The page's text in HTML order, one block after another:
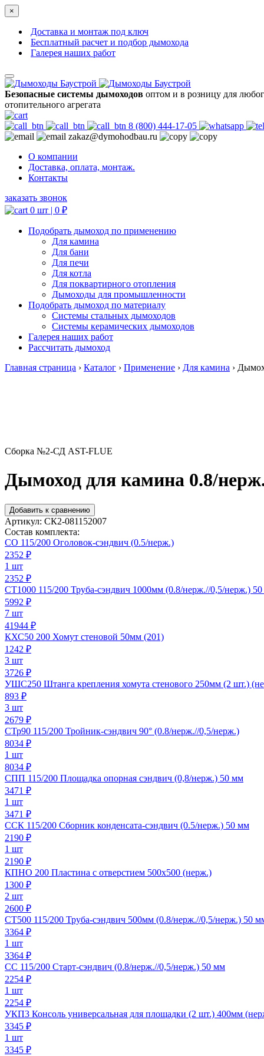
×
Доставка и монтаж под ключ
Бесплатный расчет и подбор дымохода
Галерея наших работ
Безопасные системы дымоходов оптом и в розницу для
отопительного агрегата
8 (800) 444-17-05
zakaz@dymohodbau.ru
О компании
Доставка, оплата, монтаж.
Контакты
заказать звонок
0 шт | 0 ₽
Подобрать дымоход по применению
Для камина
Для бани
Для печи
Для котла
Для поквартирного отопления
Дымоходы для промышленности
Подобрать дымоход по материалу
Системы стальных дымоходов
Системы керамических дымоходов
Галерея наших работ
Рассчитать дымоход
Главная страница › Каталог › Применение › Для камина ›
Сборка №2-СД AST-FLUE
Дымоход для камина 0.8/
Добавить к сравнению
Артикул: СК2-081152007
Состав комплекта:
СО 115/200 Оголовок-сэндвич (0.5/нерж.)
2352 ₽
1 шт
2352 ₽
СТ1000 115/200 Труба-сэндвич 1000мм (0.8/нерж.//0,5/нерж.)
5992 ₽
7 шт
41944 ₽
КХС50 200 Хомут стеновой 50мм (201)
1242 ₽
3 шт
3726 ₽
УШС250 Штанга крепления хомута стенового 250мм (2 шт.)
893 ₽
3 шт
2679 ₽
СТр90 115/200 Тройник-сэндвич 90° (0.8/нерж.//0,5/нерж.)
8034 ₽
1 шт
8034 ₽
СПП 115/200 Площадка опорная сэндвич (0,8/нерж.) 50 мм
3471 ₽
1 шт
3471 ₽
ССК 115/200 Сборник конденсата-сэндвич (0.5/нерж.) 50 мм
2190 ₽
1 шт
2190 ₽
КПНО 200 Пластина с отверстием 500х500 (нерж.)
1300 ₽
2 шт
2600 ₽
СТ500 115/200 Труба-сэндвич 500мм (0.8/нерж.//0,5/нерж.) 50
3364 ₽
1 шт
3364 ₽
СС 115/200 Старт-сэндвич (0.8/нерж.//0,5/нерж.) 50 мм
2254 ₽
1 шт
2254 ₽
УКП3 Консоль универсальная для площадки (2 шт.) 400мм
3345 ₽
1 шт
3345 ₽